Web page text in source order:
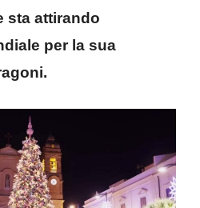
sta attirando
per la sua